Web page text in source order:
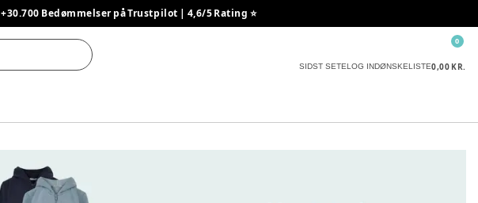
+30.700 Bedømmelser på Trustpilot | 4,6/5 Rating ⭐️
SIDST SETELOG INDØNSKELISTE0,00 KR.
0